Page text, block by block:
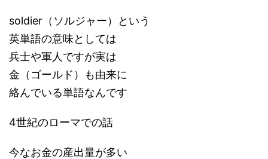
soldier（ソルジャー）という
英単語の意味としては
兵士や軍人ですが実は
金（ゴールド）も由来に
絡んでいる単語なんです
4世紀のローマでの話
今なお金の産出量が多い